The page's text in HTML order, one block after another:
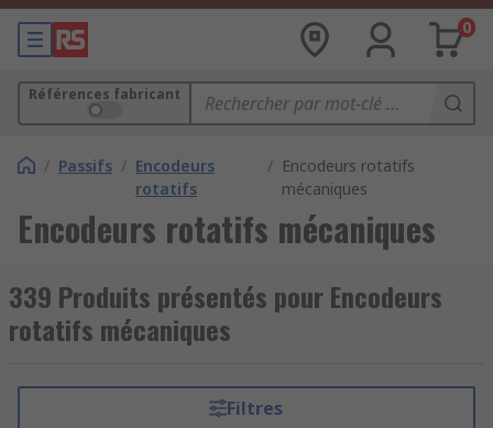
0
Références fabricant
/ Passifs / Encodeurs
rotatifs
/ Encodeurs rotatifs
mécaniques
Encodeurs rotatifs mécaniques
339 Produits présentés pour Encodeurs
rotatifs mécaniques
Filtres